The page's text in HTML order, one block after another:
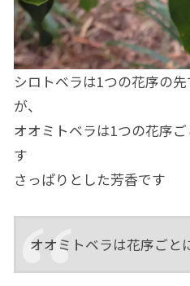
シロトベラは1つの花序の
が、
オオミトベラは1つの花序
す
さっぱりとした芳香です
オオミトベラは花序ごと